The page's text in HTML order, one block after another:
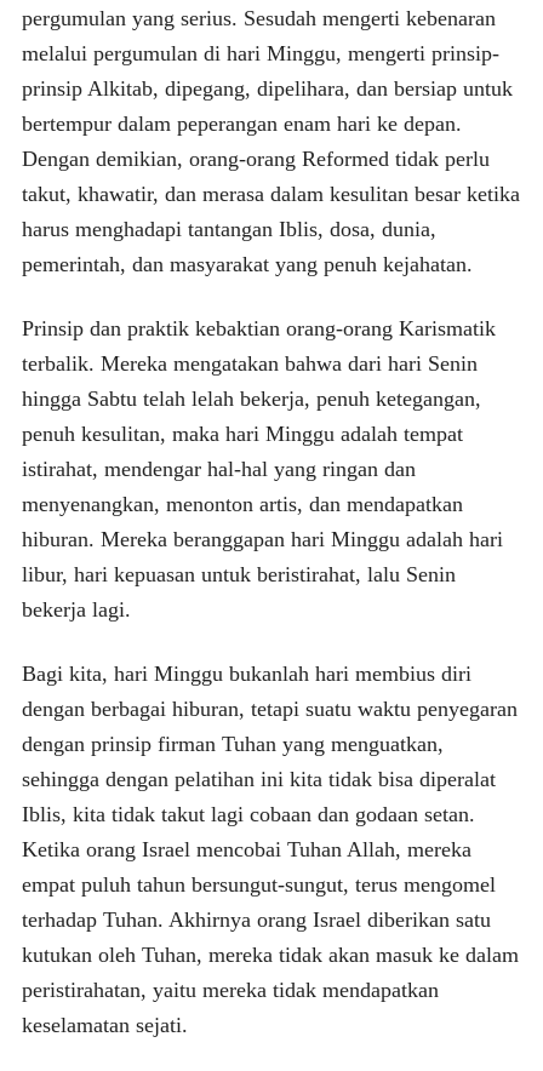
pergumulan yang serius. Sesudah mengerti kebenaran
melalui pergumulan di hari Minggu, mengerti prinsip-
prinsip Alkitab, dipegang, dipelihara, dan bersiap untuk
bertempur dalam peperangan enam hari ke depan.
Dengan demikian, orang-orang Reformed tidak perlu
takut, khawatir, dan merasa dalam kesulitan besar ketika
harus menghadapi tantangan Iblis, dosa, dunia,
pemerintah, dan masyarakat yang penuh kejahatan.
Prinsip dan praktik kebaktian orang-orang Karismatik
terbalik. Mereka mengatakan bahwa dari hari Senin
hingga Sabtu telah lelah bekerja, penuh ketegangan,
penuh kesulitan, maka hari Minggu adalah tempat
istirahat, mendengar hal-hal yang ringan dan
menyenangkan, menonton artis, dan mendapatkan
hiburan. Mereka beranggapan hari Minggu adalah hari
libur, hari kepuasan untuk beristirahat, lalu Senin
bekerja lagi.
Bagi kita, hari Minggu bukanlah hari membius diri
dengan berbagai hiburan, tetapi suatu waktu penyegaran
dengan prinsip firman Tuhan yang menguatkan,
sehingga dengan pelatihan ini kita tidak bisa diperalat
Iblis, kita tidak takut lagi cobaan dan godaan setan.
Ketika orang Israel mencobai Tuhan Allah, mereka
empat puluh tahun bersungut-sungut, terus mengomel
terhadap Tuhan. Akhirnya orang Israel diberikan satu
kutukan oleh Tuhan, mereka tidak akan masuk ke dalam
peristirahatan, yaitu mereka tidak mendapatkan
keselamatan sejati.